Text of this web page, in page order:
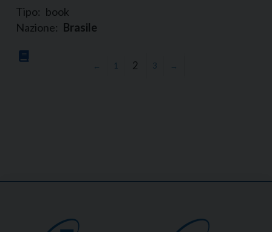
Tipo: book
Nazione: Brasile
← 1 2 3 →